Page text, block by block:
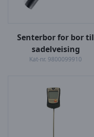
Senterbor for bor til
sadelveising
Kat-nr. 9800099910